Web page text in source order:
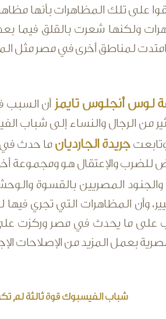
على تلك المظاهرات بأنها
ولكنها شعرت بالقلق فيما
امتدت لمناطق أخرى في مصر مثل
لوس أنجلوس تايمز أن السبب
من الرجال والنساء إلى شباب
جريدة الجارديان ما حدث في
للضرب والإعتقال هو ومجموعة
المصريين بالقسوة
وأن المظاهرات التي تجري فيها
على ما يحدث في مصر وركزت على
بعمل المزيد من الإصلاحات
شباب الفيسبوك قوة ثالثة لم